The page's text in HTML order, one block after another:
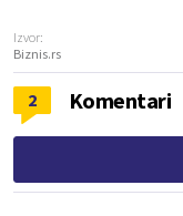
Izvor:
Biznis.rs
2 Komentari